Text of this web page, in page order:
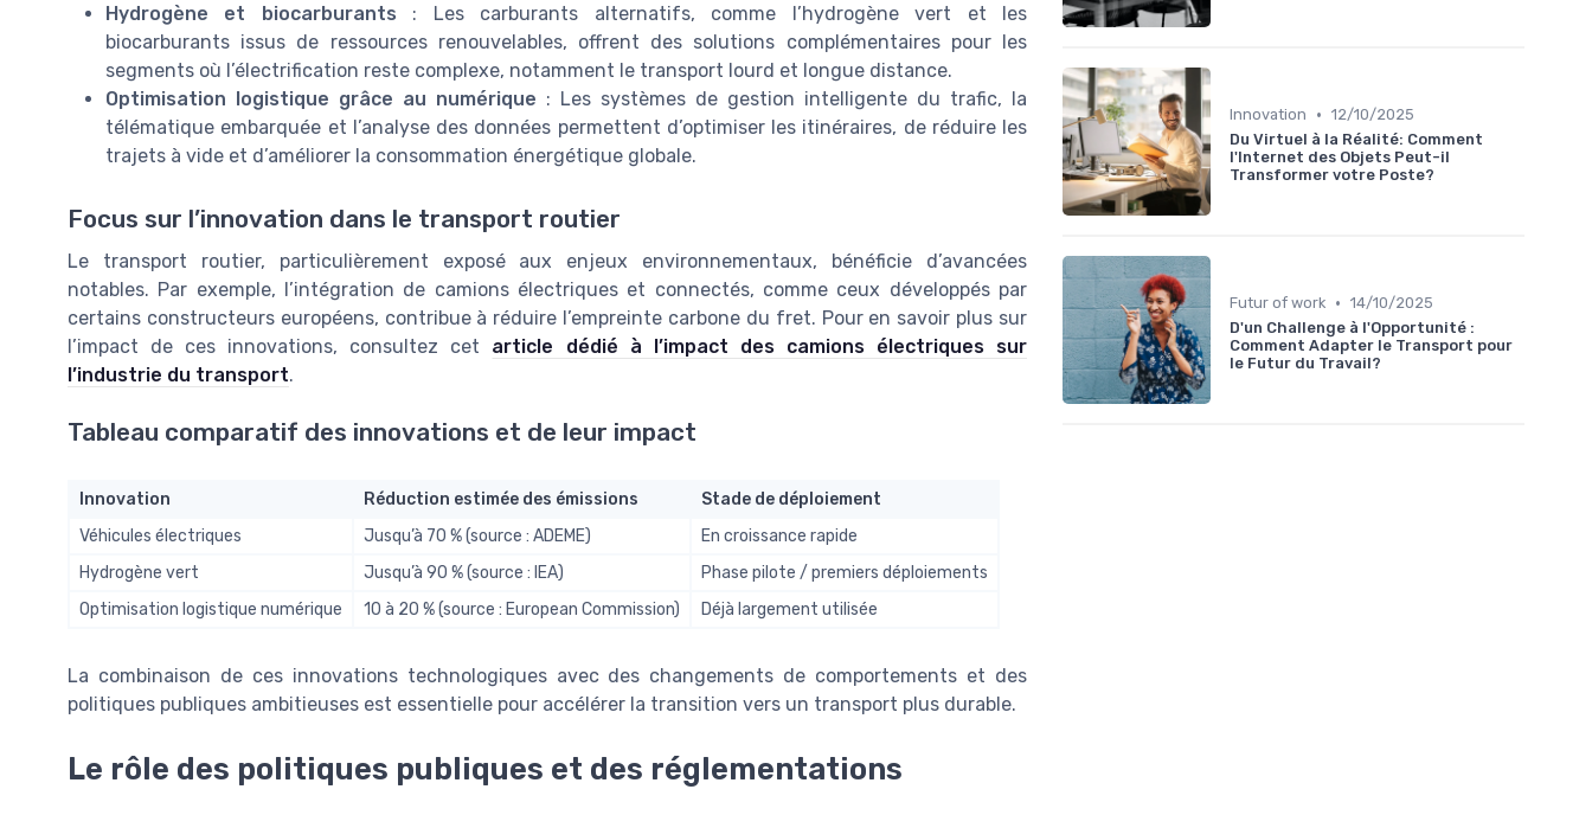
Hydrogène et biocarburants : Les carburants alternatifs, comme l’hydrogène vert et les
biocarburants issus de ressources renouvelables, offrent des solutions complémentaires pour les
segments où l’électrification reste complexe, notamment le transport lourd et longue distance.
Optimisation logistique grâce au numérique : Les systèmes de gestion intelligente du trafic, la
télématique embarquée et l’analyse des données permettent d’optimiser les itinéraires, de réduire les
trajets à vide et d’améliorer la consommation énergétique globale.
Focus sur l’innovation dans le transport routier
Le transport routier, particulièrement exposé aux enjeux environnementaux, bénéficie d’avancées
notables. Par exemple, l’intégration de camions électriques et connectés, comme ceux développés par
certains constructeurs européens, contribue à réduire l’empreinte carbone du fret. Pour en savoir plus sur
l’impact de ces innovations, consultez cet article dédié à l’impact des camions électriques sur
l’industrie du transport.
Tableau comparatif des innovations et de leur impact
Innovation Réduction estimée des émissions
Stade de déploiement
Véhicules électriques
Jusqu’à 70 % (source : ADEME)
En croissance rapide
Hydrogène vert
Jusqu’à 90 % (source : IEA)
Phase pilote / premiers déploiements
Optimisation logistique numérique
10 à 20 % (source : European Commission) Déjà largement utilisée
La combinaison de ces innovations technologiques avec des changements de comportements et des
politiques publiques ambitieuses est essentielle pour accélérer la transition vers un transport plus durable.
Le rôle des politiques publiques et des réglementations
Innovation • 12/10/2025
Du Virtuel à la Réalité: Comment
l'Internet des Objets Peut-il
Transformer votre Poste?
Futur of work • 14/10/2025
D'un Challenge à l'Opportunité :
Comment Adapter le Transport pour
le Futur du Travail?